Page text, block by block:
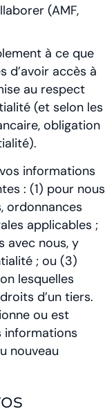
(AMF,
à ce que
d’avoir accès à
au respect
(et selon les
obligation
informations
: (1) pour nous
ordonnances
applicables ;
avec nous, y
; ou (3)
lesquelles
d’un tiers.
ou est
informations
nouveau